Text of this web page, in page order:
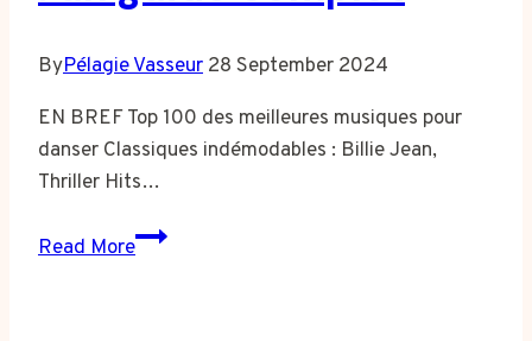
ByPélagie Vasseur 28 September 2024
EN BREF Top 100 des meilleures musiques pour
danser Classiques indémodables : Billie Jean,
Thriller Hits…
Read More
Les